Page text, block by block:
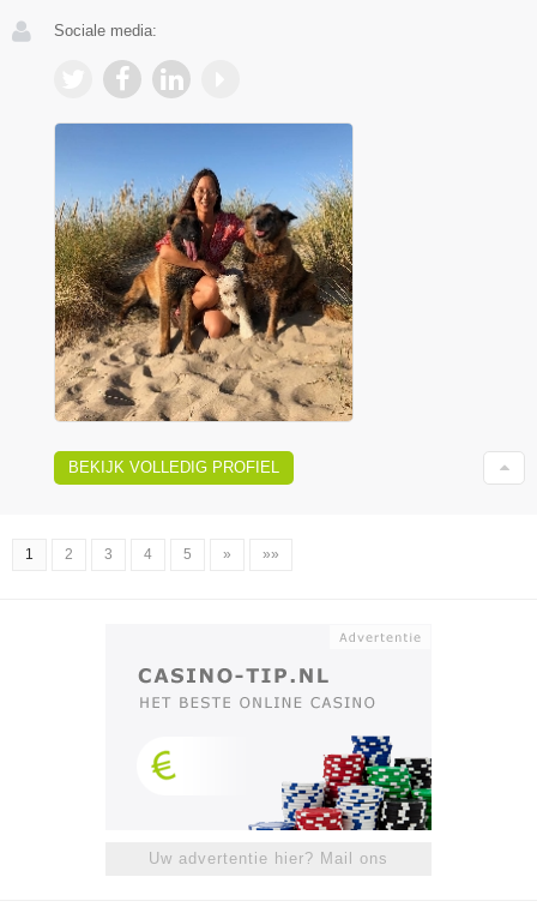
Sociale media:
BEKIJK VOLLEDIG PROFIEL
1 2 3 4 5 » »»
Uw advertentie hier? Mail ons